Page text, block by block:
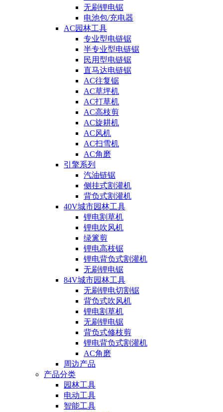
无刷锂电锯
电池包/充电器
AC园林工具
专业型电链锯
半专业型电链锯
民用型电链锯
直马达电链锯
AC往复锯
AC草坪机
AC打草机
AC高枝剪
AC旋耕机
AC风机
AC扫雪机
AC角磨
引擎系列
汽油链锯
侧挂式割灌机
背负式割灌机
40V城市园林工具
锂电割草机
锂电吹风机
绿篱剪
锂电高枝锯
锂电背负式割灌机
无刷锂电锯
84V城市园林工具
无刷锂电切割锯
背负式吹风机
锂电割草机
无刷锂电锯
背负式修枝剪
锂电背负式割灌机
AC角磨
周边产品
产品分类
园林工具
电动工具
智能工具